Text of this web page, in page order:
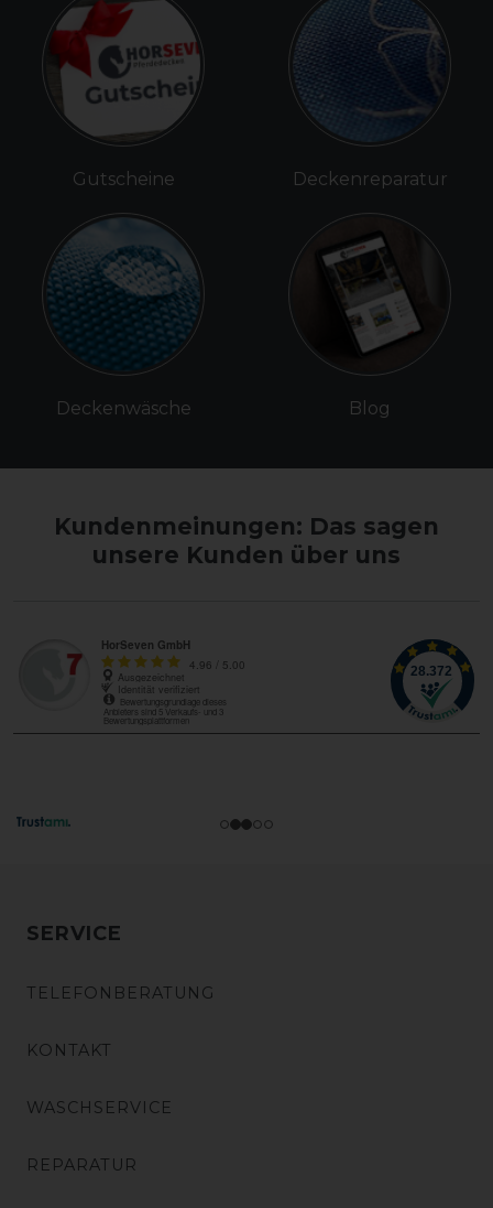
Gutscheine
Deckenwäsche
Deckenreparatur
Blog
Kundenmeinungen: Das sagen
unsere Kunden über uns
SERVICE
TELEFONBERATUNG
KONTAKT
WASCHSERVICE
REPARATUR